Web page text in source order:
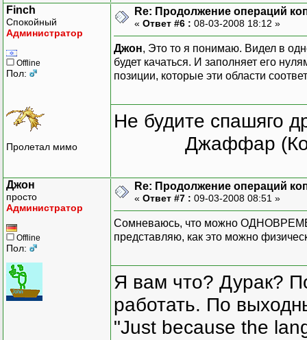
Finch
Спокойный
Администратор
Offline
Пол:
Пролетал мимо
Re: Продолжение операций
« Ответ #6 : 08-03-2008 18:12 »
Джон, Это то я понимаю. Видел в
будет качаться. И заполняет его
позиции, которые эти области
Не будите спашяго
Джаффар
Джон
просто
Администратор
Offline
Пол:
Re: Продолжение операций
« Ответ #7 : 09-03-2008 08:51 »
Сомневаюсь, что можно
представляю, как это можно
Я вам что? Дурак?
работать. По
"Just because the